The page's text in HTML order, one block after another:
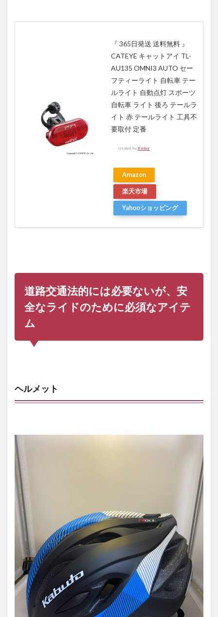
『 365日発送 送料無料 』
CATEYE キャットアイ TL-
AU135 OMNI3 AUTO セー
フティーライト 自転車 テー
ルライト 自動点灯 スポーツ
自転車 ライト 後ろ テールラ
イト 赤 テールライト 工具不
要取付 定番
created by Rinker
Amazon
楽天市場
Yahooショッピング
道路交通法的には必要ないが、安
全なライドのために必須なアイテ
ム
ヘルメット